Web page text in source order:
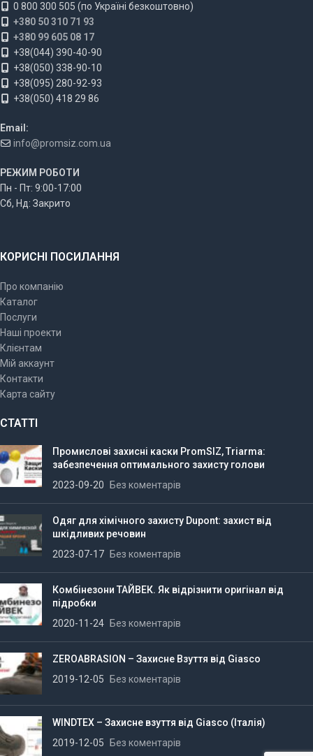
0 800 300 505 (по Україні безкоштовно)
+380 50 310 71 93
+380 99 605 08 17
+38(044) 390-40-90
+38(050) 338-90-10
+38(095) 280-92-93
+38(050) 418 29 86
Email:
info@promsiz.com.ua
РЕЖИМ РОБОТИ
Пн - Пт: 9:00-17:00
Сб, Нд: Закрито
КОРИСНІ ПОСИЛАННЯ
Про компанію
Каталог
Послуги
Наші проекти
Клієнтам
Мій аккаунт
Контакти
Карта сайту
СТАТТІ
Промислові захисні каски PromSIZ, Triarma:
забезпечення оптимального захисту голови
2023-09-20
Без коментарів
Одяг для хімічного захисту Dupont: захист від
шкідливих речовин
2023-07-17
Без коментарів
Комбінезони ТАЙВЕК. Як відрізнити оригінал від
підробки
2020-11-24
Без коментарів
ZEROABRASION – Захисне Взуття від Giasco
2019-12-05
Без коментарів
WINDTEX – Захисне взуття від Giasco (Італія)
2019-12-05
Без коментарів